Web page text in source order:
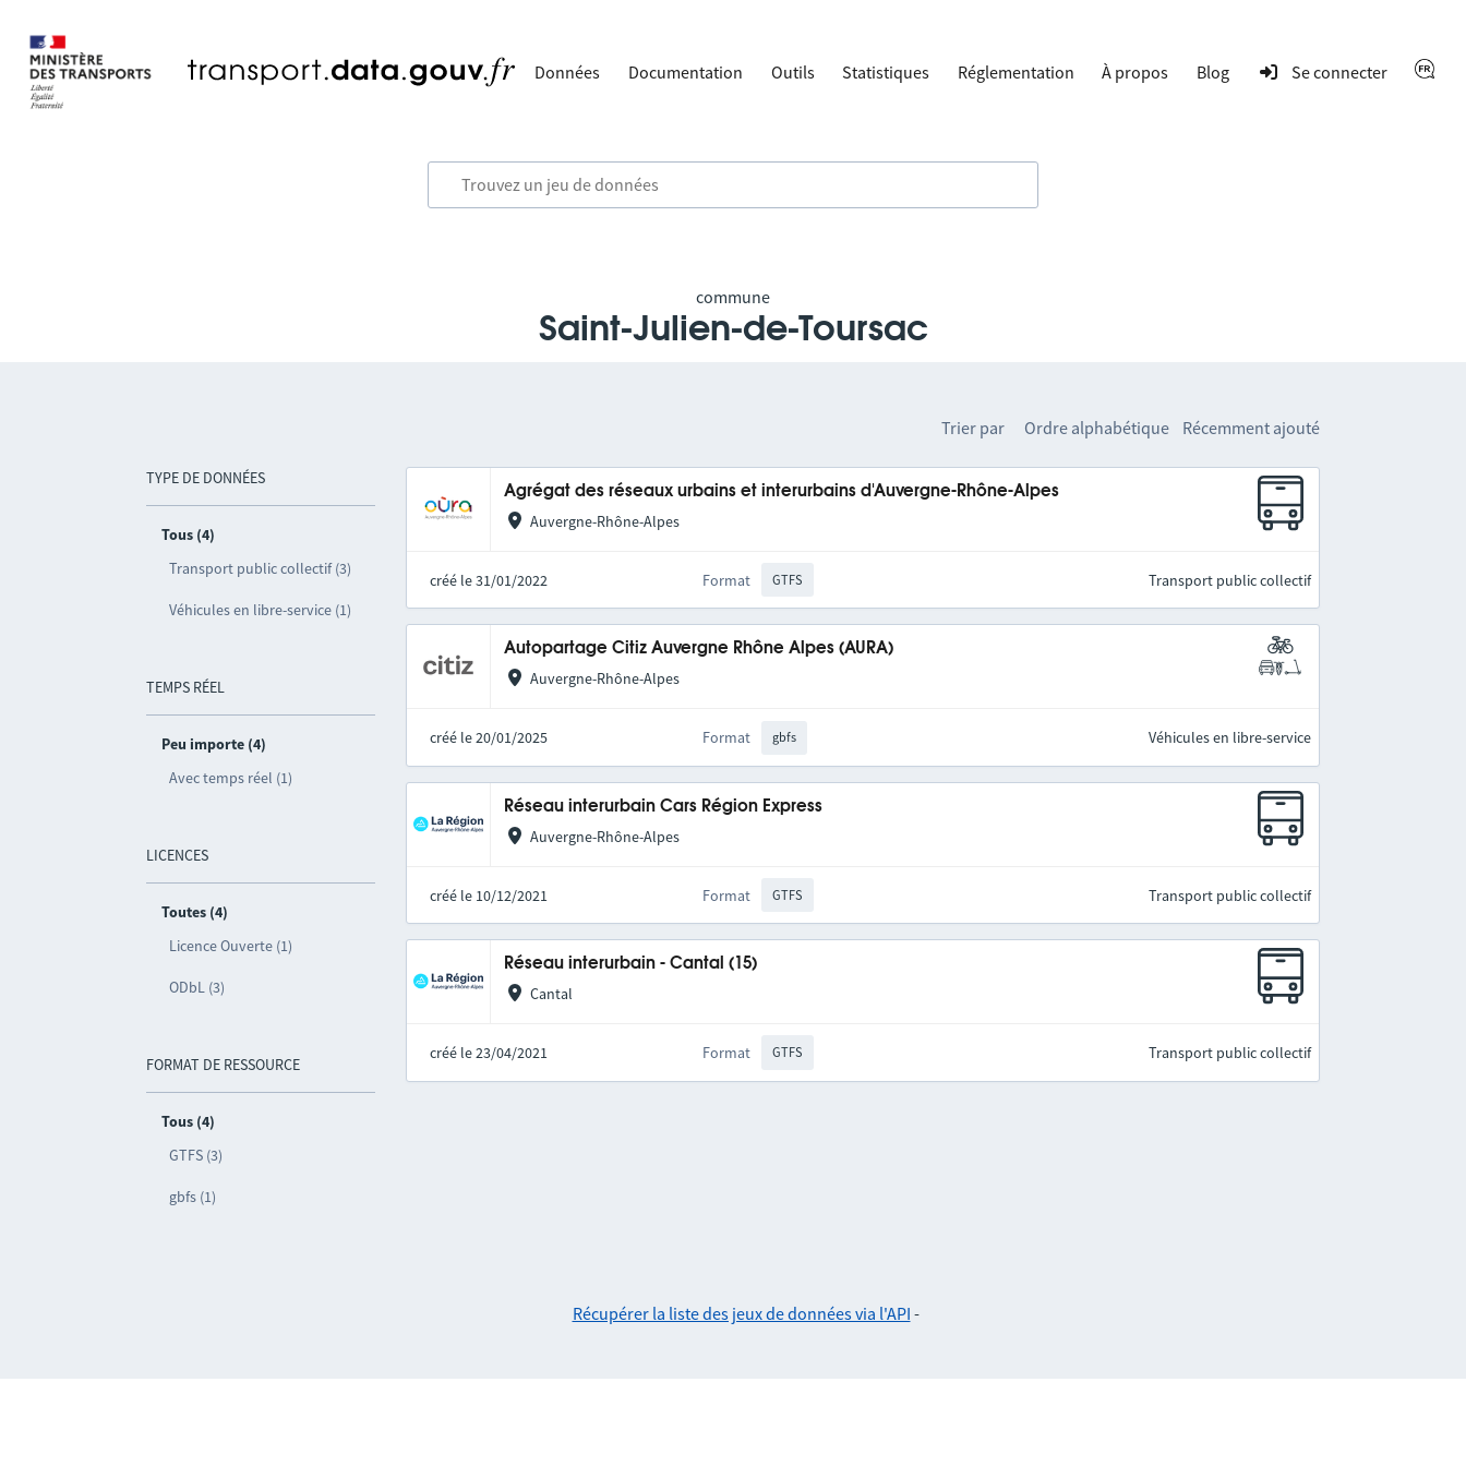
Données Documentation Outils Statistiques Réglementation À propos Blog Se connecter
commune
Saint-Julien-de-Toursac
TYPE DE DONNÉES
Tous (4)
Transport public collectif (3)
Véhicules en libre-service (1)
TEMPS RÉEL
Peu importe (4)
Avec temps réel (1)
LICENCES
Toutes (4)
Licence Ouverte (1)
ODbL (3)
FORMAT DE RESSOURCE
Tous (4)
GTFS (3)
gbfs (1)
Trier par Ordre alphabétique Récemment ajouté
Agrégat des réseaux urbains et interurbains d'Auvergne-Rhône-Alpes
Auvergne-Rhône-Alpes
créé le 31/01/2022 Format GTFS Transport public collectif
Autopartage Citiz Auvergne Rhône Alpes (AURA)
Auvergne-Rhône-Alpes
créé le 20/01/2025 Format gbfs Véhicules en libre-service
Réseau interurbain Cars Région Express
Auvergne-Rhône-Alpes
créé le 10/12/2021 Format GTFS Transport public collectif
Réseau interurbain - Cantal (15)
Cantal
créé le 23/04/2021 Format GTFS Transport public collectif
Récupérer la liste des jeux de données via l'API -